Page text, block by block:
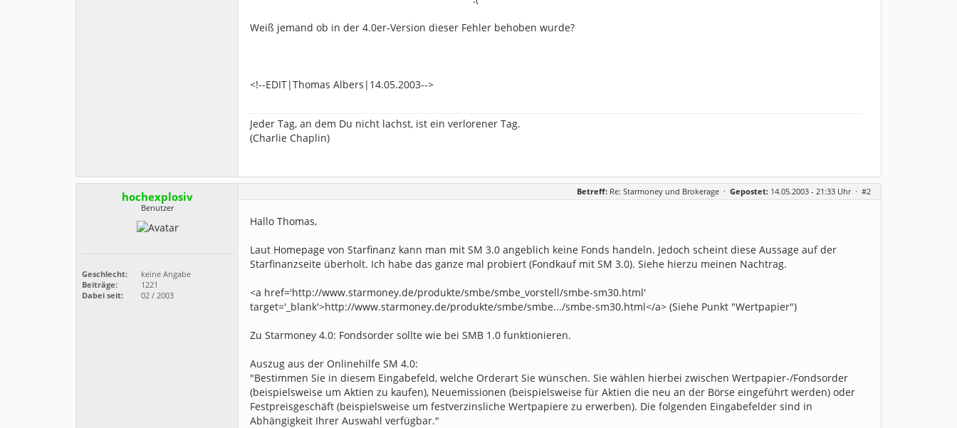
Weiß jemand ob in der 4.0er-Version dieser Fehler behoben wurde?
<!--EDIT|Thomas Albers|14.05.2003-->
Jeder Tag, an dem Du nicht lachst, ist ein verlorener Tag.
(Charlie Chaplin)
hochexplosiv
Benutzer
Geschlecht:
keine Angabe
Beiträge:
1221
Dabei seit:
02 / 2003
Betreff: Re: Starmoney und Brokerage · Gepostet: 14.05.2003 - 21:33 Uhr · #2
Hallo Thomas,
Laut Homepage von Starfinanz kann man mit SM 3.0 angeblich keine Fonds handeln. Jedoch scheint diese Aussage auf der
Starfinanzseite überholt. Ich habe das ganze mal probiert (Fondkauf mit SM 3.0). Siehe hierzu meinen Nachtrag.
<a href='http://www.starmoney.de/produkte/smbe/smbe_vorstell/smbe-sm30.html'
target='_blank'>http://www.starmoney.de/produkte/smbe/smbe.../smbe-sm30.html</a> (Siehe Punkt "Wertpapier")
Zu Starmoney 4.0: Fondsorder sollte wie bei SMB 1.0 funktionieren.
Auszug aus der Onlinehilfe SM 4.0:
"Bestimmen Sie in diesem Eingabefeld, welche Orderart Sie wünschen. Sie wählen hierbei zwischen Wertpapier-/Fondsorder
(beispielsweise um Aktien zu kaufen), Neuemissionen (beispielsweise für Aktien die neu an der Börse eingeführt werden) oder
Festpreisgeschäft (beispielsweise um festverzinsliche Wertpapiere zu erwerben). Die folgenden Eingabefelder sind in
Abhängigkeit Ihrer Auswahl verfügbar."